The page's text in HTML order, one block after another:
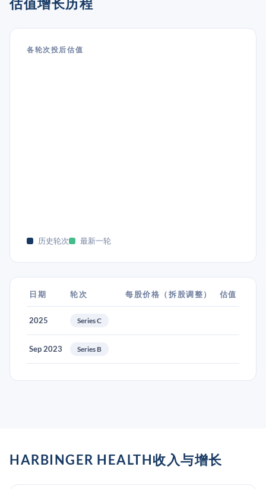
估值增长历程
各轮次投后估值
历史轮次 最新一轮
日期 轮次 每股价格（拆股调整） 估值
2025 Series C
Sep 2023 Series B
HARBINGER HEALTH收入与增长